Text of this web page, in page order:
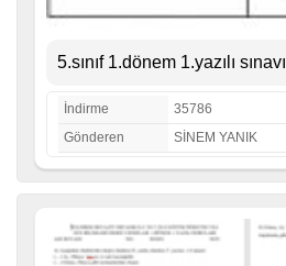
5.sınıf 1.dönem 1.yazılı sınavı
İndirme
35786
Gönderen
SİNEM YANIK